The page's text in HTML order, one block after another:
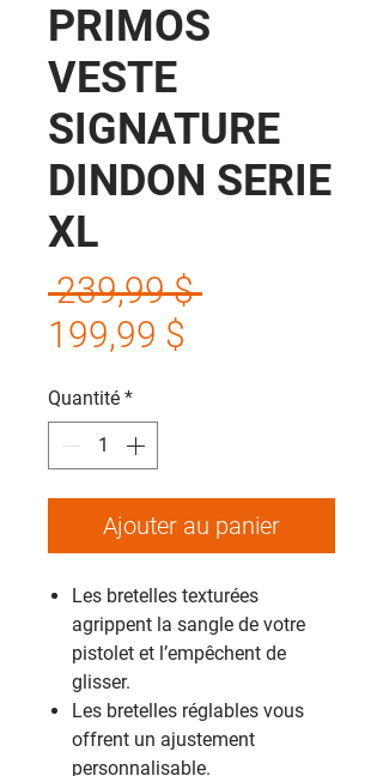
PRIMOS
VESTE
SIGNATURE
DINDON SERIE
XL
239,99 $ Prix
199,99 $
Quantité *
Ajouter au panier
Les bretelles texturées
agrippent la sangle de votre
pistolet et l’empêchent de
glisser.
Les bretelles réglables vous
offrent un ajustement
personnalisable.